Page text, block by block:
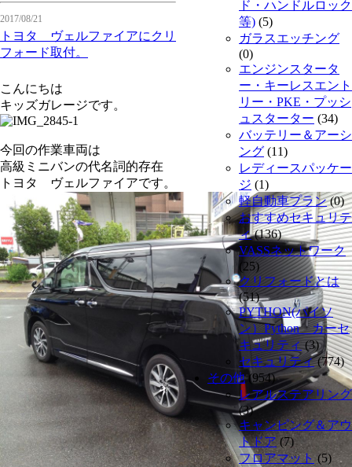
2017/08/21
トヨタ ヴェルファイアにクリ
フォード取付。
こんにちは
キッズガレージです。
今回の作業車両は
高級ミニバンの代名詞的存在
トヨタ ヴェルファイアです。
ド・ハンドルロック
等) (5)
ガラスエッチング
(0)
エンジンスタータ
ー・キーレスエント
リー・PKE・プッシ
ュスターター (34)
バッテリー＆アーシ
ング (11)
レディースパッケー
ジ (1)
軽自動車プラン(0)
おすすめセキュリテ
ィ(136)
VASSネットワーク
(25)
クリフォードとは
(51)
PYTHON(パイソ
ン）Python カーセ
キュリティ (3)
セキュリティ(774)
その他(954)
レアルステアリング
(3)
キャンピング＆アウ
トドア (7)
フロアマット (5)